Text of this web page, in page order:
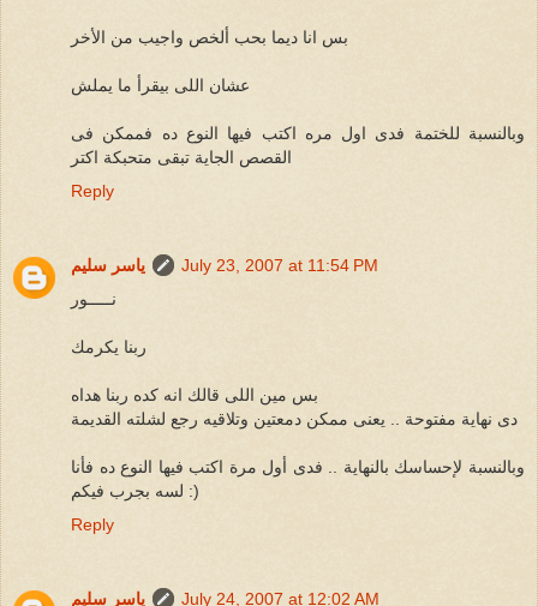
بس انا ديما بحب ألخص واجيب من الأخر
عشان اللى بيقرأ ما يملش
وبالنسبة للختمة فدى اول مره اكتب فيها النوع ده فممكن فى
القصص الجاية تبقى متحبكة اكتر
Reply
ياسر سليم
July 23, 2007 at 11:54 PM
نـــــور
ربنا يكرمك
بس مين اللى قالك انه كده ربنا هداه
دى نهاية مفتوحة .. يعنى ممكن دمعتين وتلاقيه رجع لشلته القديمة
وبالنسبة لإحساسك بالنهاية .. فدى أول مرة اكتب فيها النوع ده فأنا
لسه بجرب فيكم :)
Reply
ياسر سليم
July 24, 2007 at 12:02 AM